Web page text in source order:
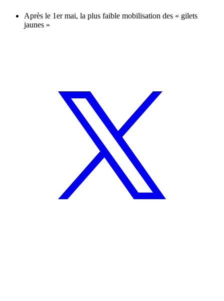
Après le 1er mai, la plus faible mobilisation des « gilets
jaunes »